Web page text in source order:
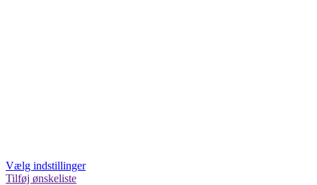
Vælg indstillinger
Tilføj ønskeliste